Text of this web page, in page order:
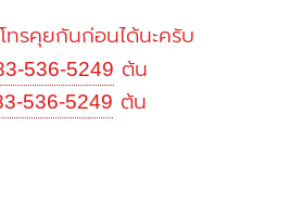
ทรคุยกันก่อนได้นะครับ
536-5249 ต้น
536-5249 ต้น